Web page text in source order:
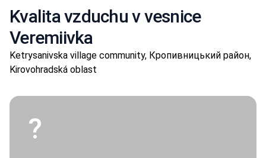
Kvalita vzduchu v vesnice
Veremiivka
Ketrysanivska village community, Кропивницький район,
Kirovohradská oblast
?